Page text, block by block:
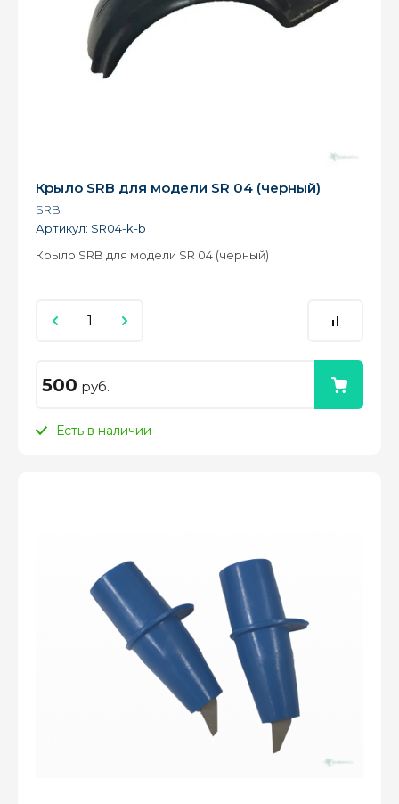
Крыло SRB для модели SR 04 (черный)
SRB
Артикул: SR04-k-b
Крыло SRB для модели SR 04 (черный)
500 руб.
Есть в наличии